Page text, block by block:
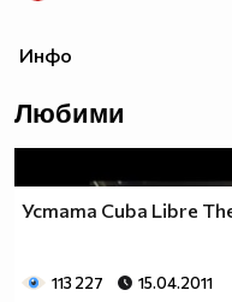
Инфо
Любими
Устата Cuba Libre
113 227 15.04.2011